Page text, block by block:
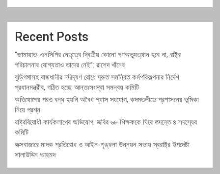
Recent Posts
“জামায়াত-এনসিপির নেতৃত্বে দ্বিতীয় কোনো গণঅভ্যুত্থান হবে না, রাষ্ট্র
পরিচালনার যোগ্যতাও তাদের নেই”: রাশেদ খাঁনের
বুড়িগঙ্গাসহ রাজধানীর নদীদূষণ রোধে দ্রুত সমন্বিত কর্মপরিকল্পনার নির্দেশ
প্রধানমন্ত্রীর, গঠিত হচ্ছে আন্তঃসংস্থা সমন্বয় কমিটি
অভিযোগের পরও বন্ধ হয়নি অবৈধ গ্যাস সংযোগ, কদমতলীতে প্রশাসনের ভূমিকা
নিয়ে প্রশ্ন
রাষ্ট্রবিরোধী কার্যকলাপের অভিযোগ: জবির ৬৮ শিক্ষককে ঘিরে তদন্তে ৪ সদস্যের
কমিটি
কক্সবাজারে মাদক প্রতিরোধ ও আইন-শৃঙ্খলা উন্নয়ন সভায় স্বরাষ্ট্র উপদেষ্টা
সালাউদ্দিন আহমদ